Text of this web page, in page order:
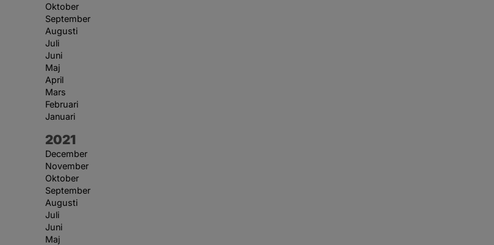
Oktober
September
Augusti
Juli
Juni
Maj
April
Mars
Februari
Januari
År:
2021
December
November
Oktober
September
Augusti
Juli
Juni
Maj